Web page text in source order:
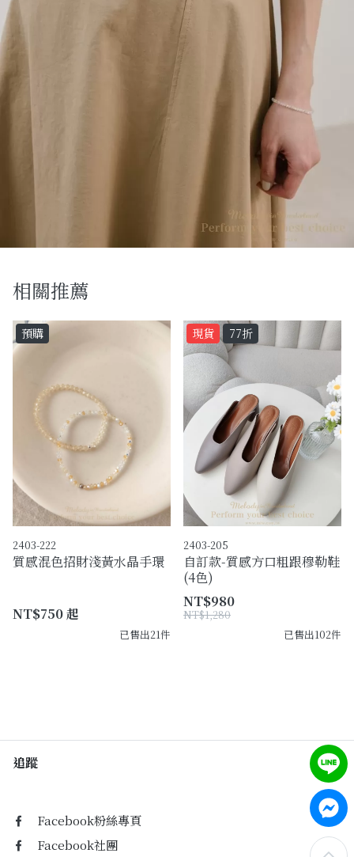
相關推薦
預購
2403-222
質感混色招財淺黃水晶手環
NT$750 起
已售出21件
現貨 77折
2403-205
自訂款-質感方口粗跟穆勒鞋
(4色)
NT$980
NT$1,280
已售出102件
追蹤
Facebook粉絲專頁
Facebook社團